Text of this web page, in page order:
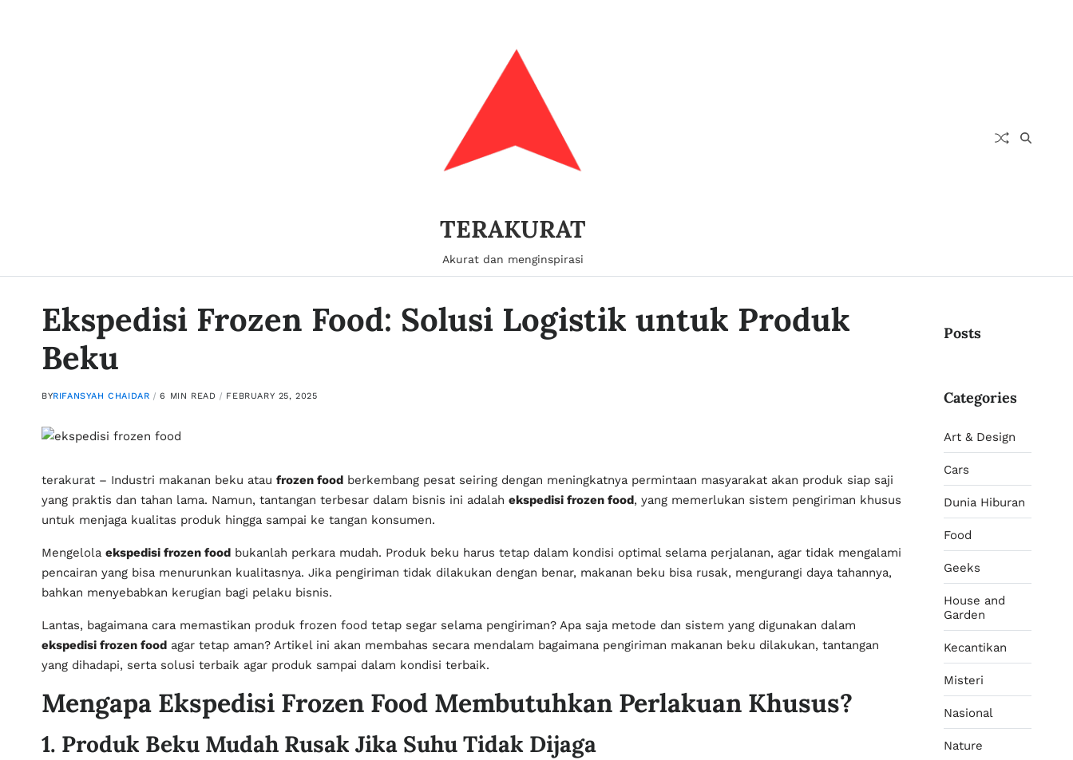
TERAKURAT
Akurat dan menginspirasi
Ekspedisi Frozen Food: Solusi Logistik untuk Produk
Beku
BYRIFANSYAH CHAIDAR 6 MIN READ FEBRUARY 25, 2025
terakurat – Industri makanan beku atau frozen food berkembang pesat seiring dengan meningkatnya permintaan masyarakat akan produk siap saji
yang praktis dan tahan lama. Namun, tantangan terbesar dalam bisnis ini adalah ekspedisi frozen food, yang memerlukan sistem pengiriman khusus
untuk menjaga kualitas produk hingga sampai ke tangan konsumen.
Mengelola ekspedisi frozen food bukanlah perkara mudah. Produk beku harus tetap dalam kondisi optimal selama perjalanan, agar tidak mengalami
pencairan yang bisa menurunkan kualitasnya. Jika pengiriman tidak dilakukan dengan benar, makanan beku bisa rusak, mengurangi daya tahannya,
bahkan menyebabkan kerugian bagi pelaku bisnis.
Lantas, bagaimana cara memastikan produk frozen food tetap segar selama pengiriman? Apa saja metode dan sistem yang digunakan dalam
ekspedisi frozen food agar tetap aman? Artikel ini akan membahas secara mendalam bagaimana pengiriman makanan beku dilakukan, tantangan
yang dihadapi, serta solusi terbaik agar produk sampai dalam kondisi terbaik.
Mengapa Ekspedisi Frozen Food Membutuhkan Perlakuan Khusus?
1. Produk Beku Mudah Rusak Jika Suhu Tidak Dijaga
Posts
Categories
Art & Design
Cars
Dunia Hiburan
Food
Geeks
House and
Garden
Kecantikan
Misteri
Nasional
Nature